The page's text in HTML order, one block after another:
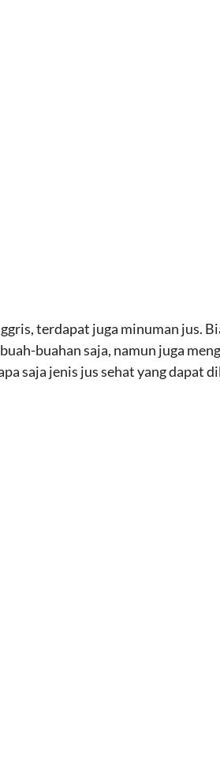
terdapat juga minuman jus.
buahan saja, namun juga
saja jenis jus sehat yang dapat